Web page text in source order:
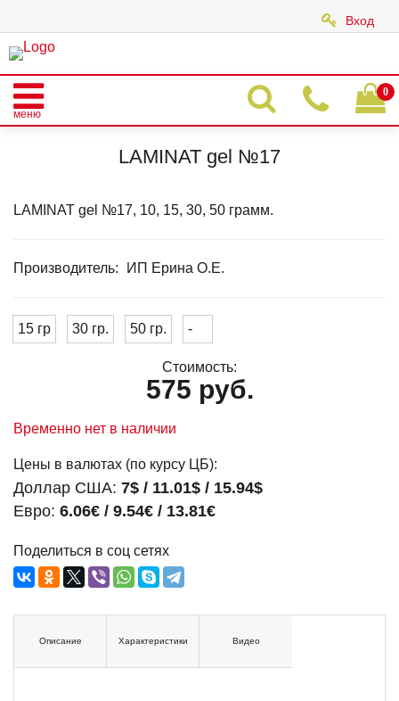
Вход
меню
0
LAMINAT gel №17
LAMINAT gel №17, 10, 15, 30, 50 грамм.
Производитель: ИП Ерина О.Е.
15 гр 30 гр. 50 гр. -
Стоимость:
575 руб.
Временно нет в наличии
Цены в валютах (по курсу ЦБ):
Доллар США: 7$ / 11.01$ / 15.94$
Евро: 6.06€ / 9.54€ / 13.81€
Поделиться в соц сетях
Описание Характеристики Видео